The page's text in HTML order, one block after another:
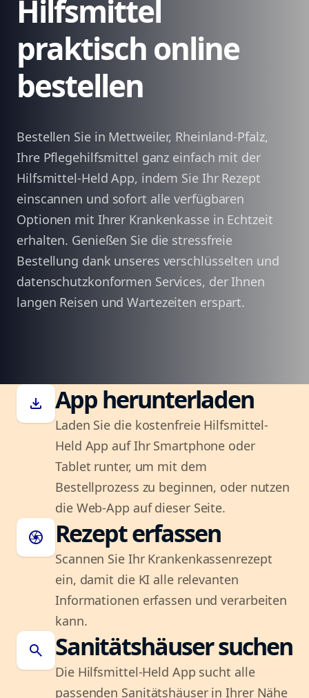
Hilfsmittel
praktisch online
bestellen
Bestellen Sie in Mettweiler, Rheinland-Pfalz,
Ihre Pflegehilfsmittel ganz einfach mit der
Hilfsmittel-Held App, indem Sie Ihr Rezept
einscannen und sofort alle verfügbaren
Optionen mit Ihrer Krankenkasse in Echtzeit
erhalten. Genießen Sie die stressfreie
Bestellung dank unseres verschlüsselten und
datenschutzkonformen Services, der Ihnen
langen Reisen und Wartezeiten erspart.
download App herunterladen
Laden Sie die kostenfreie Hilfsmittel-
Held App auf Ihr Smartphone oder
Tablet runter, um mit dem
Bestellprozess zu beginnen, oder nutzen
die Web-App auf dieser Seite.
camera Rezept erfassen
Scannen Sie Ihr Krankenkassenrezept
ein, damit die KI alle relevanten
Informationen erfassen und verarbeiten
kann.
search Sanitätshäuser suchen
Die Hilfsmittel-Held App sucht alle
passenden Sanitätshäuser in Ihrer Nähe